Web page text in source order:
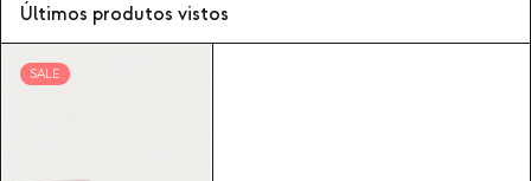
Últimos produtos vistos
SALE